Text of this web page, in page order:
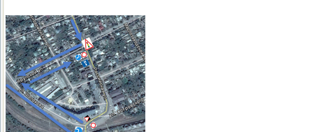
Ответ: По результатам
том, что по завершению
планируется изменение схемы
участке ул. Крупской — ул.
Так на пересечении ул.